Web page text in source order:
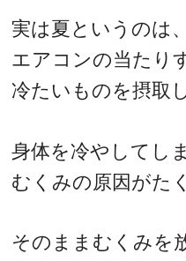
実は夏というのは、
エアコンの当たり
冷たいものを摂取
身体を冷やしてし
むくみの原因がた
そのままむくみを